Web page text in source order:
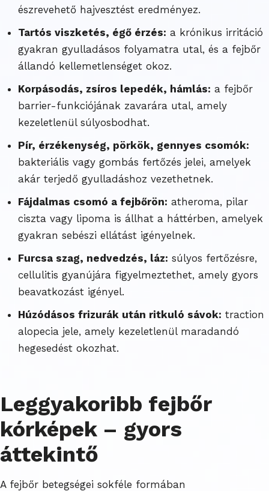
észrevehető hajvesztést eredményez.
Tartós viszketés, égő érzés: a krónikus irritáció
gyakran gyulladásos folyamatra utal, és a fejbőr
állandó kellemetlenséget okoz.
Korpásodás, zsíros lepedék, hámlás: a fejbőr
barrier-funkciójának zavarára utal, amely
kezeletlenül súlyosbodhat.
Pír, érzékenység, pörkök, gennyes csomók:
bakteriális vagy gombás fertőzés jelei, amelyek
akár terjedő gyulladáshoz vezethetnek.
Fájdalmas csomó a fejbőrön: atheroma, pilar
ciszta vagy lipoma is állhat a háttérben, amelyek
gyakran sebészi ellátást igényelnek.
Furcsa szag, nedvedzés, láz: súlyos fertőzésre,
cellulitis gyanújára figyelmeztethet, amely gyors
beavatkozást igényel.
Húzódásos frizurák után ritkuló sávok: traction
alopecia jele, amely kezeletlenül maradandó
hegesedést okozhat.
Leggyakoribb fejbőr
kórképek – gyors
áttekintő
A fejbőr betegségei sokféle formában